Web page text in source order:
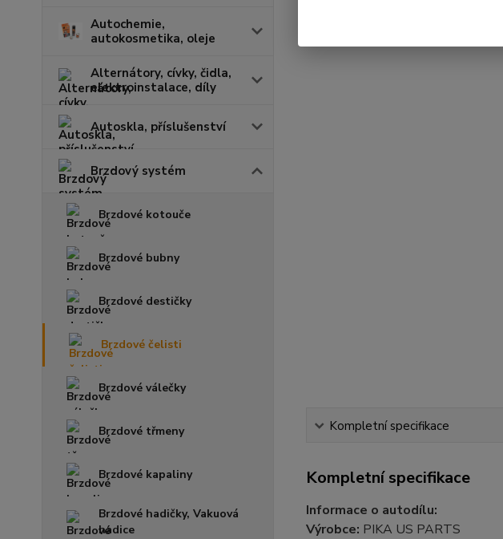
Autochemie,
autokosmetika, oleje
Alternátory, cívky, čidla,
elektroinstalace, díly
Autoskla, příslušenství
Brzdový systém
Brzdové kotouče
Brzdové bubny
Brzdové destičky
Brzdové čelisti
Brzdové válečky
Brzdové třmeny
Brzdové kapaliny
Brzdové hadičky, Vakuová
hadice
Kompletní specifikace
Kompletní specifikace
Informace o autodílu:
Výrobce: PIKA US PARTS